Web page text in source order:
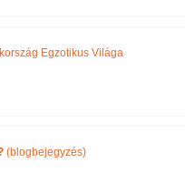
Egzotikus Világa
(blogbejegyzés)